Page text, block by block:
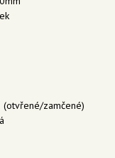
(otvřené/zamčené)